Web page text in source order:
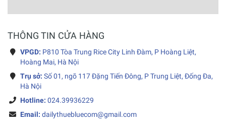
THÔNG TIN CỬA HÀNG
VPGD: P810 Tòa Trung Rice City Linh Đàm, P Hoàng Liệt,
Hoàng Mai, Hà Nội
Trụ sở: Số 01, ngõ 117 Đặng Tiến Đông, P Trung Liệt, Đống Đa,
Hà Nội
Hotline: 024.39936229
Email: dailythuebluecom@gmail.com